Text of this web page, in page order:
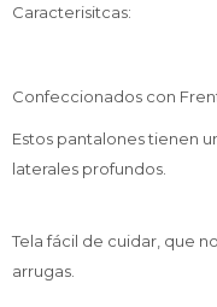
Caracterisitcas:
Confeccionados con
Estos pantalones tienen
laterales
Tela fácil de cuidar, que
arrugas.